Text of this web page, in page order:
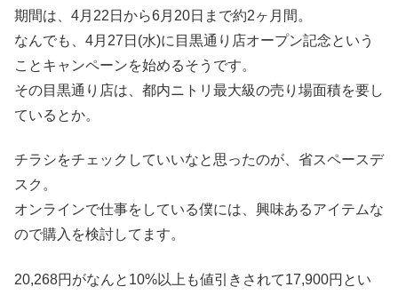
期間は、4月22日から6月20日まで約2ヶ月間。
なんでも、4月27日(水)に目黒通り店オープン記念という
ことキャンペーンを始めるそうです。
その目黒通り店は、都内ニトリ最大級の売り場面積を要し
ているとか。
チラシをチェックしていいなと思ったのが、省スペースデ
スク。
オンラインで仕事をしている僕には、興味あるアイテムな
ので購入を検討してます。
20,268円がなんと10%以上も値引きされて17,900円とい